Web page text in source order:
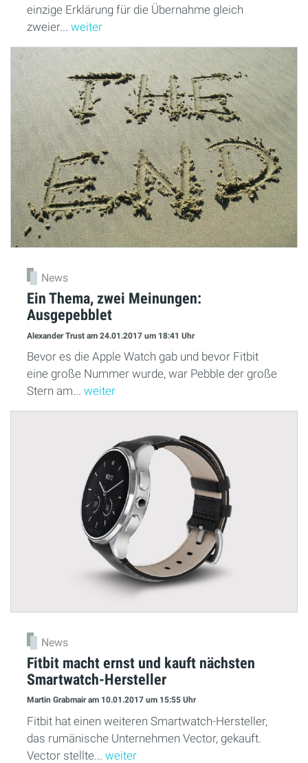
einzige Erklärung für die Übernahme gleich
zweier... weiter
News
Ein Thema, zwei Meinungen:
Ausgepebblet
Alexander Trust am 24.01.2017 um 18:41 Uhr
Bevor es die Apple Watch gab und bevor Fitbit
eine große Nummer wurde, war Pebble der große
Stern am... weiter
News
Fitbit macht ernst und kauft nächsten
Smartwatch-Hersteller
Martin Grabmairam 10.01.2017 um 15:55 Uhr
Fitbit hat einen weiteren Smartwatch-Hersteller,
das rumänische Unternehmen Vector, gekauft.
Vector stellte... weiter